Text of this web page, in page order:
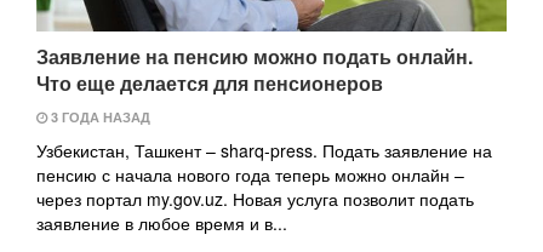
Заявление на пенсию можно подать онлайн.
Что еще делается для пенсионеров
3 ГОДА НАЗАД
Узбекистан, Ташкент – sharq-press. Подать заявление на
пенсию с начала нового года теперь можно онлайн –
через портал my.gov.uz. Новая услуга позволит подать
заявление в любое время и в...